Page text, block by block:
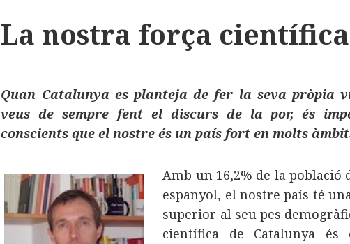
La nostra força científica
Quan Catalunya es planteja de fer la seva pròpia
veus de sempre fent el discurs de la por, és
conscients que el nostre és un país fort en molts
Amb un 16,2% de la població
espanyol, el nostre país té
superior al seu pes
científica de Catalunya